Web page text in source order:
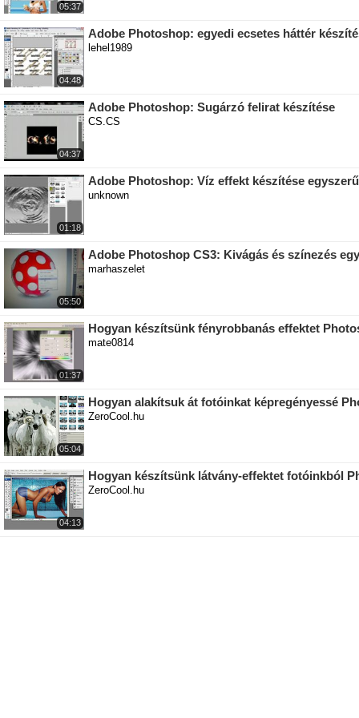
05:37
04:48
Adobe Photoshop: egyedi ecsetes háttér
lehel1989
04:37
Adobe Photoshop: Sugárzó felirat készítése
CS.CS
01:18
Adobe Photoshop: Víz effekt készítése
unknown
05:50
Adobe Photoshop CS3: Kivágás és színezés
marhaszelet
01:37
Hogyan készítsünk fényrobbanás effektet
mate0814
05:04
Hogyan alakítsuk át fotóinkat képregényessé
ZeroCool.hu
04:13
Hogyan készítsünk látvány-effektet fotóinkból
ZeroCool.hu